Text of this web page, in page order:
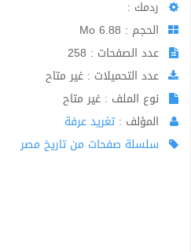
ردمك :
الحجم : 6.88 Mo
عدد الصفحات : 258
عدد التحميلات : غير متاح
نوع الملف : غير متاح
المؤلف : تغريد عرفة
سلسلة صفحات من تاريخ مصر